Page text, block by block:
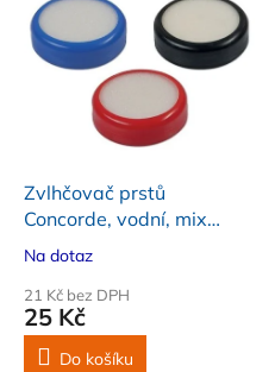
dZvlhčovač prstů
Concorde, vodní, mix
barev
Na dotaz
21 Kč bez DPH
25 Kč
Do košíku